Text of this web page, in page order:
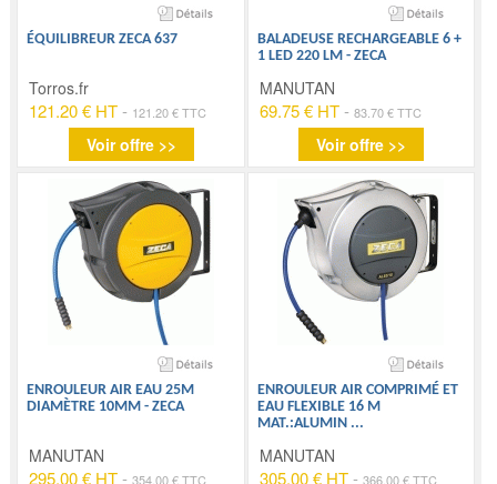
ÉQUILIBREUR ZECA 637
Torros.fr
121.20 € HT - 121.20 € TTC
Voir offre >>
BALADEUSE RECHARGEABLE 6 +
1 LED 220 LM - ZECA
MANUTAN
69.75 € HT- 83.70 € TTC
Voir offre >>
ENROULEUR AIR EAU 25M
DIAMÈTRE 10MM - ZECA
MANUTAN
295.00 € HT -354.00 € TTC
ENROULEUR AIR COMPRIMÉ ET
EAU FLEXIBLE 16 M
MAT.:ALUMIN ...
MANUTAN
305.00 € HT- 366.00 € TTC